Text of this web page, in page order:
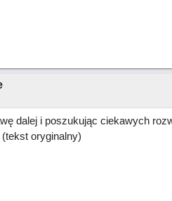
dalej i poszukując ciekawych
oryginalny)